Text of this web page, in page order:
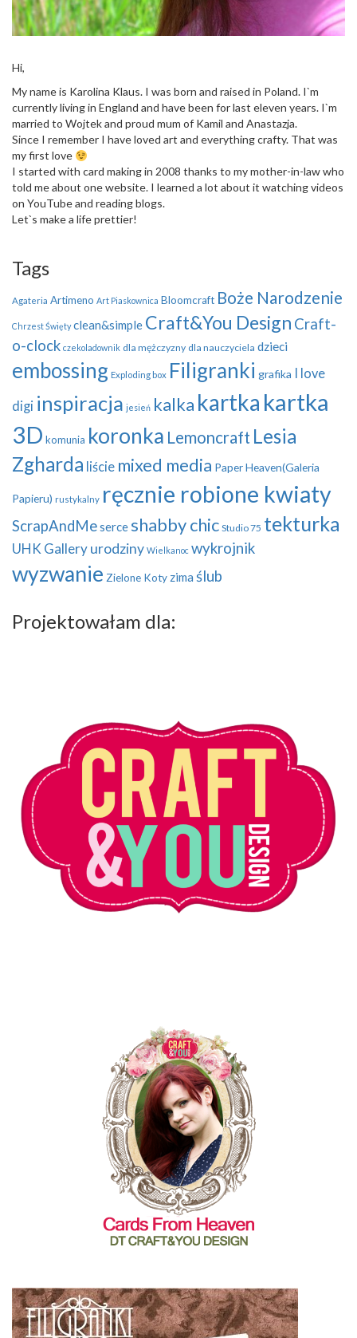
Hi,
My name is Karolina Klaus. I was born and raised in Poland. I`m
currently living in England and have been for last eleven years. I`m
married to Wojtek and proud mum of Kamil and Anastazja.
Since I remember I have loved art and everything crafty. That was
my first love
I started with card making in 2008 thanks to my mother-in-law who
told me about one website. I learned a lot about it watching videos
on YouTube and reading blogs.
Let`s make a life prettier!
Tags
Agateria Artimeno Art Piaskownica Bloomcraft Boże Narodzenie
Chrzest Święty clean&simple Craft&You Design Craft-
o-clock czekoladownik dla mężczyzny dla nauczyciela dzieci
embossing Exploding box Filigranki grafika I love
digi inspiracja jesień kalka kartka kartka
3D komunia koronka Lemoncraft Lesia
Zgharda liście mixed media Paper Heaven(Galeria
Papieru) rustykalny ręcznie robione kwiaty
ScrapAndMeserce shabby chic Studio 75 tekturka
UHK Galleryurodziny Wielkanoc wykrojnik
wyzwanie Zielone Koty zima ślub
Projektowałam dla: